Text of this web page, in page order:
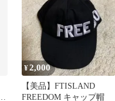
¥2,000
【美品】FTISLAND
FREEDOM キャップ帽